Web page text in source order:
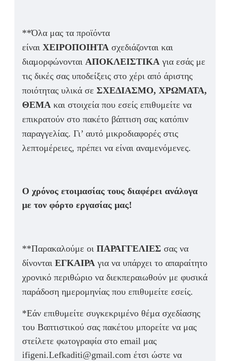
**Όλα μας τα προϊόντα
είναι ΧΕΙΡΟΠΟΙΗΤΑ σχεδιάζονται και
διαμορφώνονται ΑΠΟΚΛΕΙΣΤΙΚΑ για εσάς με
τις δικές σας υποδείξεις στο χέρι από άριστης
ποιότητας υλικά σε ΣΧΕΔΙΑΣΜΟ, ΧΡΩΜΑΤΑ,
ΘΕΜΑ και στοιχεία που εσείς επιθυμείτε να
επικρατούν στο πακέτο βάπτιση σας κατόπιν
παραγγελίας. Γι’ αυτό μικροδιαφορές στις
λεπτομέρειες, πρέπει να είναι αναμενόμενες.
Ο χρόνος ετοιμασίας τους διαφέρει ανάλογα
με τον φόρτο εργασίας μας!
**Παρακαλούμε οι ΠΑΡΑΓΓΕΛΙΕΣ σας να
δίνονται ΕΓΚΑΙΡΑ για να υπάρχει το απαραίτητο
χρονικό περιθώριο να διεκπεραιωθούν με φυσικά
παράδοση ημερομηνίας που επιθυμείτε εσείς.
*Εάν επιθυμείτε συγκεκριμένο θέμα σχεδίασης
του Βαπτιστικού σας πακέτου μπορείτε να μας
στείλετε φωτογραφία στο email μας
ifigeni.Lefkaditi@gmail.com έτσι ώστε να